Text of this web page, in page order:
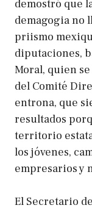
demostró que
demagogia no
priismo
diputaciones,
Moral, quien
del Comité
entrona, que
resultados
territorio
los jóvenes,
empresarios y
El Secretario